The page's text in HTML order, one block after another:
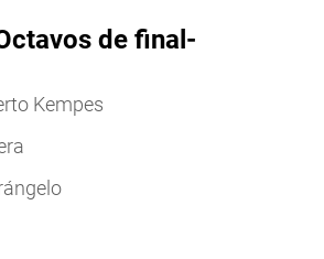
de final-
Kempes